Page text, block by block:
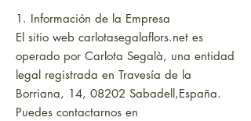
1. Información de la Empresa
El sitio web carlotasegalaflors.net es
operado por Carlota Segalà, una entidad
legal registrada en Travesía de la
Borriana, 14, 08202 Sabadell,España.
Puedes contactarnos en